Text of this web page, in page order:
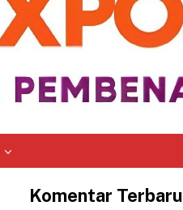
Komentar Terbaru